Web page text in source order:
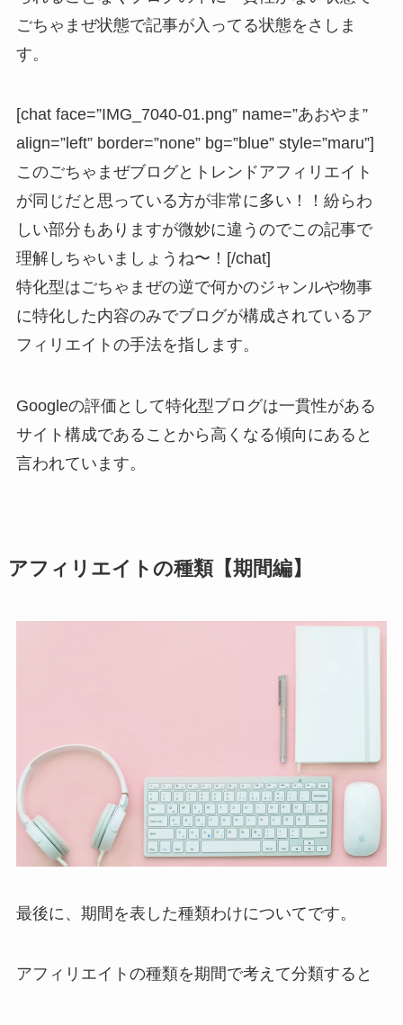
ごちゃまぜ状態で記事が入ってる状態をさしま
す。
[chat face=”IMG_7040-01.png” name=”あおやま”
align=”left” border=”none” bg=”blue” style=”maru”]
このごちゃまぜブログとトレンドアフィリエイト
が同じだと思っている方が非常に多い！！紛らわ
しい部分もありますが微妙に違うのでこの記事で
理解しちゃいましょうね〜！[/chat]
特化型はごちゃまぜの逆で何かのジャンルや物事
に特化した内容のみでブログが構成されているア
フィリエイトの手法を指します。
Googleの評価として特化型ブログは一貫性がある
サイト構成であることから高くなる傾向にあると
言われています。
アフィリエイトの種類【期間編】
最後に、期間を表した種類わけについてです。
アフィリエイトの種類を期間で考えて分類すると